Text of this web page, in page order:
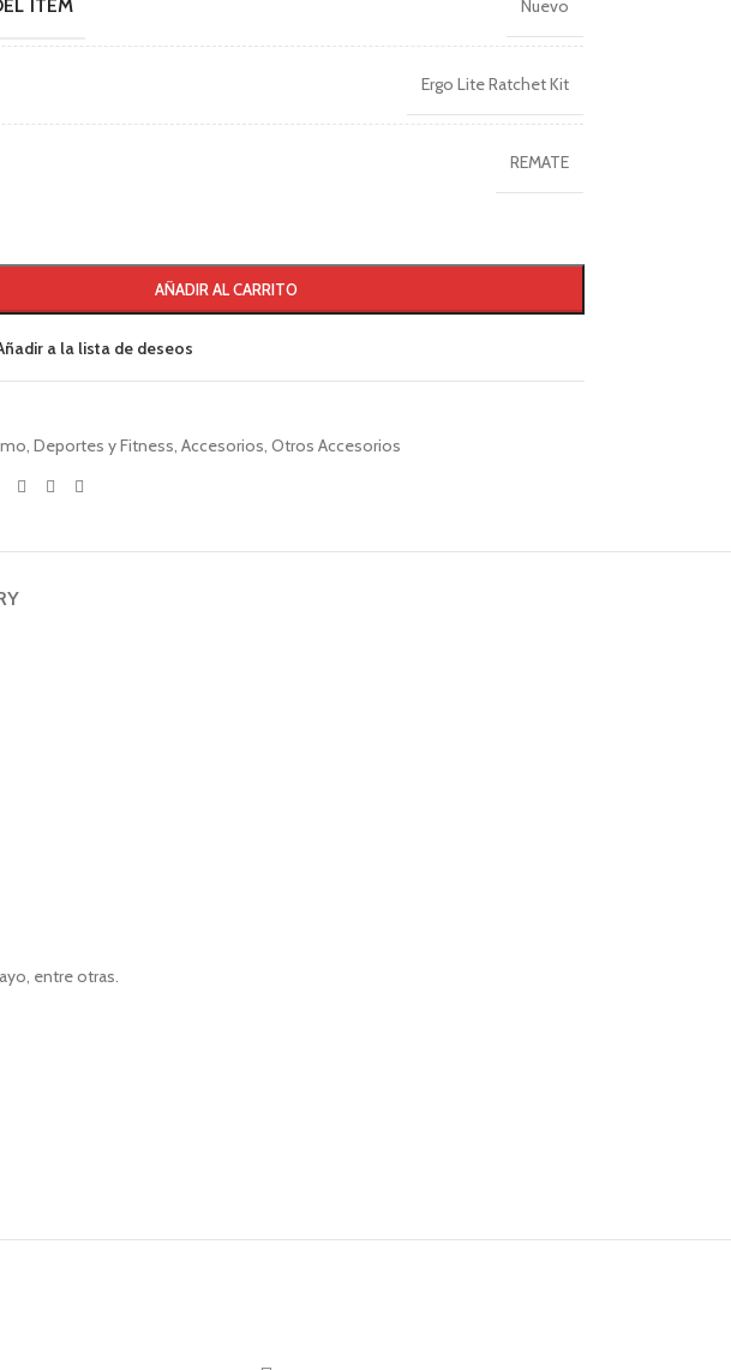
ÍTEM Nuevo
Ergo Lite Ratchet Kit
REMATE
AÑADIR AL CARRITO
a la lista de deseos
, Deportes y Fitness, Accesorios, Otros Accesorios
entre otras.